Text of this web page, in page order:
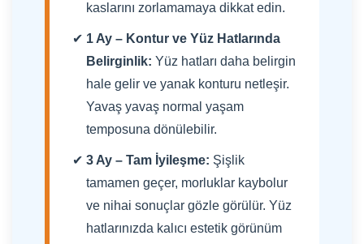
kaslarını zorlamamaya dikkat edin.
1 Ay – Kontur ve Yüz Hatlarında
Belirginlik: Yüz hatları daha belirgin
hale gelir ve yanak konturu netleşir.
Yavaş yavaş normal yaşam
temposuna dönülebilir.
3 Ay – Tam İyileşme: Şişlik
tamamen geçer, morluklar kaybolur
ve nihai sonuçlar gözle görülür. Yüz
hatlarınızda kalıcı estetik görünüm